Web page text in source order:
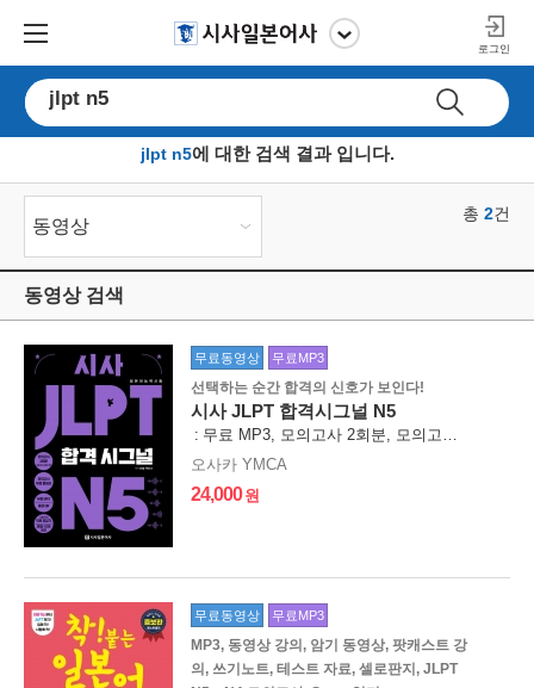
로그인
jlpt n5에 대한 검색 결과 입니다.
총 2
동영상 검색
무료동영상 무료MP3
선택하는 순간 합격의 신호가 보인다!
시사 JLPT 합격시그널 N5
무료 MP3, 모의고사 2회분, 모의고사 무료 해설 강의, 데일리 어휘 퀴즈, 데일리 문법 퀴즈, 막판 뒤집기
오사카 YMCA
24,000
무료동영상 무료MP3
MP3, 동영상 강의, 암기 동영상, 팟캐스트 강
의, 쓰기노트, 테스트 자료, 셀로판지, JLPT